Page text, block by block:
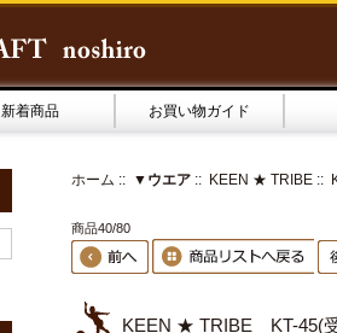
新着商品 お買い物ガイド
ホーム :: ▼ウエア :: KEEN ★ TRIBE ::
商品40/80
KEEN ★ TRIBE KT-45(